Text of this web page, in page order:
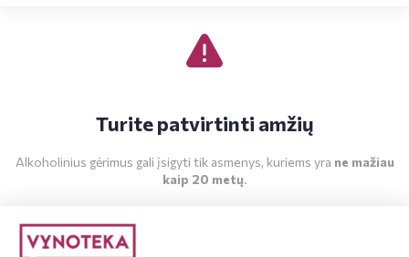
Turite patvirtinti amžių
Alkoholinius gėrimus gali įsigyti tik asmenys, kuriems yra ne mažiau
kaip 20 metų.